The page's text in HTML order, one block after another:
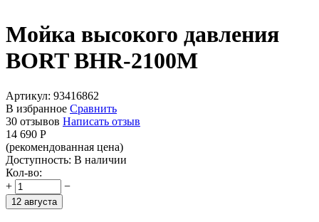
Мойка высокого давления
BORT BHR-2100M
Артикул: 93416862
В избранное Сравнить
30 отзывов Написать отзыв
14 690 Р
(рекомендованная цена)
Доступность: В наличии
Кол-во:
+
−
12 августа